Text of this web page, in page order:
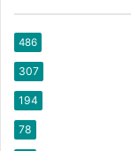
486
307
194
78